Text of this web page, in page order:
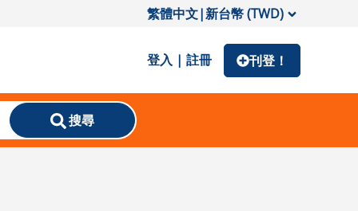
繁體中文|新台幣 (TWD)
登入 | 註冊 刊登！
搜尋